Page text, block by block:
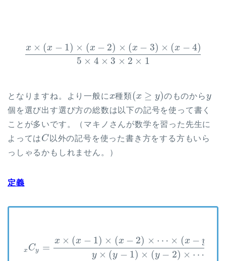
x × (x − 1) × (x − 2) × (x − 3) × (x − 4)
5 × 4 × 3 × 2 × 1
となりますね。より一般にx種類(x ≥ y)のものからy
個を選び出す選び方の総数は以下の記号を使って書く
ことが多いです。（マキノさんが数学を習った先生に
よってはC 以外の記号を使った書き方をする方もいら
っしゃるかもしれません。）
定義
x Cy =
x × (x − 1) × (x − 2) × ⋯ × (x − y
y × (y − 1) × (y − 2) × ⋯